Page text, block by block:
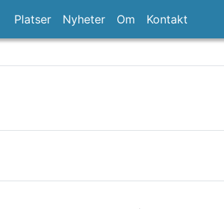
Platser Nyheter Om Kontakt